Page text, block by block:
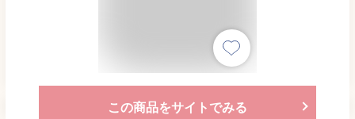
この商品をサイトでみる